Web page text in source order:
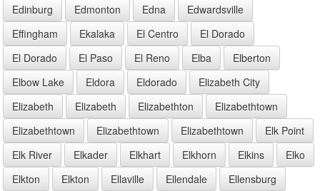
Edinburg
Edmonton Edna
Edwardsville
Effingham
Ekalaka El Centro
El Dorado
El Dorado
El Paso El Reno Elba
Elberton
Elbow Lake
Eldora Eldorado
Elizabeth City
Elizabeth
Elizabeth Elizabethton
Elizabethtown
Elizabethtown
Elizabethtown Elizabethtown
Elk Point
Elk River
Elkader Elkhart Elkhorn Elkins
Elko
Elkton
Elkton Ellaville Ellendale
Ellensburg